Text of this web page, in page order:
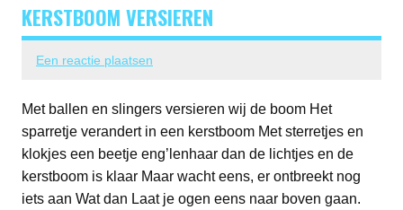
KERSTBOOM VERSIEREN
Een reactie plaatsen
Met ballen en slingers versieren wij de boom Het
sparretje verandert in een kerstboom Met sterretjes en
klokjes een beetje eng’lenhaar dan de lichtjes en de
kerstboom is klaar Maar wacht eens, er ontbreekt nog
iets aan Wat dan Laat je ogen eens naar boven gaan.